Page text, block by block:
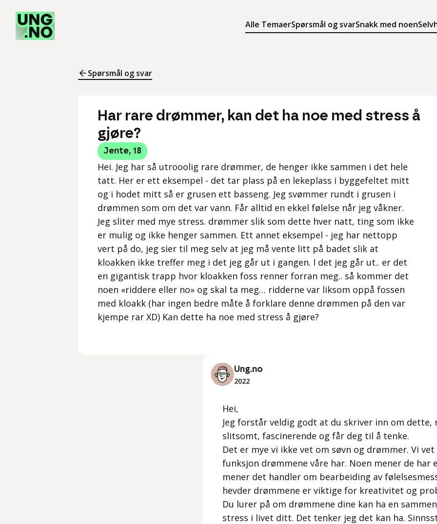
Alle TemaerSpørsmål og svarSnakk med noen
Søk
Meny
Spørsmål og svar
Har rare drømmer, kan det ha noe med stress å
gjøre?
Jente, 18
Hei. Jeg har så utrooolig rare drømmer, de henger ikke sammen i det hele
tatt. Her er ett eksempel - det tar plass på en lekeplass i byggefeltet mitt
og i hodet mitt så er grusen ett basseng. Jeg svømmer rundt i grusen i
drømmen som om det var vann. Får alltid en ekkel følelse når jeg våkner.
Jeg sliter med mye stress. drømmer slik som dette hver natt, ting som ikke
er mulig og ikke henger sammen. Ett annet eksempel - jeg har nettopp
vert på do, jeg sier til meg selv at jeg må vente litt på badet slik at
kloakken ikke treffer meg i det jeg går ut i gangen. I det jeg går ut.. er det
en gigantisk trapp hvor kloakken foss renner forran meg.. så kommer det
noen «riddere eller no» og skal ta meg… ridderne var liksom oppå fossen
med kloakk (har ingen bedre måte å forklare denne drømmen på den var
kjempe rar XD) Kan dette ha noe med stress å gjøre?
Ung.no
2022
Hei,
Jeg forstår veldig godt at du skriver inn om
slitsomt, fascinerende og får deg til å tenke.
Det er mye vi ikke vet om søvn og drømmer. Vi
funksjon drømmene våre har. Noen mener de har
mener det handler om bearbeiding av
hevder drømmene er viktige for kreativitet og
Du lurer på om drømmene dine kan ha en
stress i livet ditt. Det tenker jeg det kan ha.